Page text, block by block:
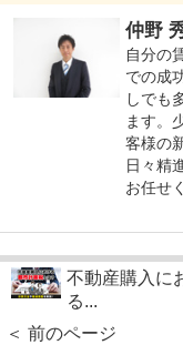
仲野
自分の
での成
しでも
ます。
客様の
日々精
お任せ
不動産購入に
る...
＜ 前のページ